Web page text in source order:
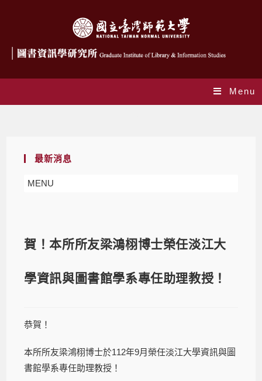
Menu
最新消息
MENU
賀！本所所友梁鴻栩博士榮任淡江大
學資訊與圖書館學系專任助理教授！
恭賀！
本所所友梁鴻栩博士於112年9月榮任淡江大學資訊與圖
書館學系專任助理教授！